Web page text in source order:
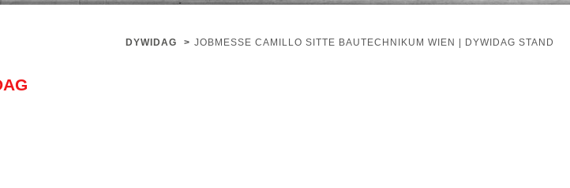
DYWIDAG > JOBMESSE CAMILLO SITTE BAUTECHNIKUM WIEN | DYWIDAG STAND